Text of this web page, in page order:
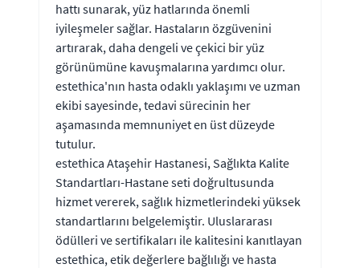
hattı sunarak, yüz hatlarında önemli
iyileşmeler sağlar. Hastaların özgüvenini
artırarak, daha dengeli ve çekici bir yüz
görünümüne kavuşmalarına yardımcı olur.
estethica'nın hasta odaklı yaklaşımı ve uzman
ekibi sayesinde, tedavi sürecinin her
aşamasında memnuniyet en üst düzeyde
tutulur.
estethica Ataşehir Hastanesi, Sağlıkta Kalite
Standartları-Hastane seti doğrultusunda
hizmet vererek, sağlık hizmetlerindeki yüksek
standartlarını belgelemiştir. Uluslararası
ödülleri ve sertifikaları ile kalitesini kanıtlayan
estethica, etik değerlere bağlılığı ve hasta